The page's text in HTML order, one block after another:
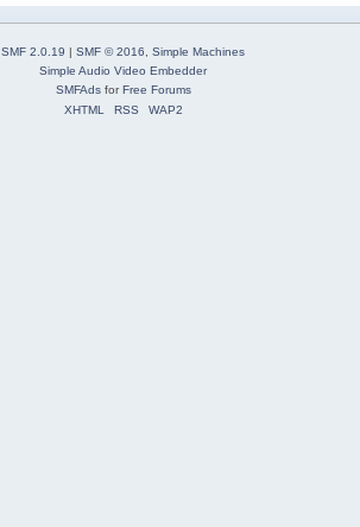
SMF 2.0.19 | SMF © 2016, Simple Machines
Simple Audio Video Embedder
SMFAdsforFree Forums
XHTML
RSS WAP2